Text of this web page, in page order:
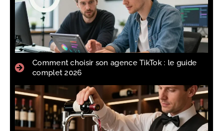
Comment choisir son agence TikTok : le guide
complet 2026